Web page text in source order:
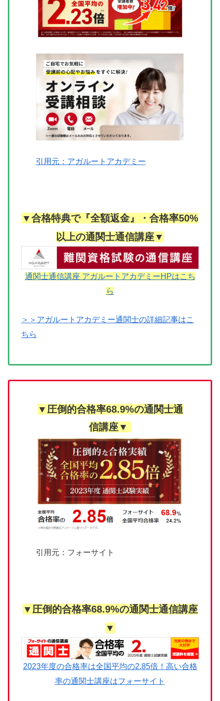
引用元：アガルートアカデミー
▼合格特典で『全額返金』・合格率50%
以上の通関士通信講座▼
通関士通信講座 アガルートアカデミーHPはこち
ら
＞＞アガルートアカデミー通関士の詳細記事はこ
ちら
▼圧倒的合格率68.9%の通関士通
信講座▼
引用元：フォーサイト
▼圧倒的合格率68.9%の通関士通信講座
▼
2023年度の合格率は全国平均の2.85倍！高い合格
率の通関士講座はフォーサイト